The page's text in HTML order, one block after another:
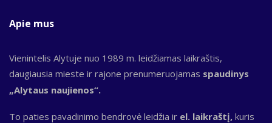
Apie mus
Vienintelis Alytuje nuo 1989 m. leidžiamas laikraštis,
daugiausia mieste ir rajone prenumeruojamas spaudinys
„Alytaus naujienos“.
To paties pavadinimo bendrovė leidžia ir el. laikraštį, kuris